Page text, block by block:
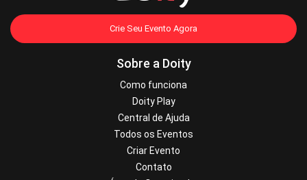
Crie Seu Evento Agora
Sobre a Doity
Como funciona
Doity Play
Central de Ajuda
Todos os Eventos
Criar Evento
Contato